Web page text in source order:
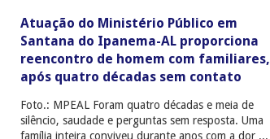
Atuação do Ministério Público em
Santana do Ipanema-AL proporciona
reencontro de homem com familiares,
após quatro décadas sem contato
Foto.: MPEAL Foram quatro décadas e meia de
silêncio, saudade e perguntas sem resposta. Uma
família inteira conviveu durante anos com a dor ...